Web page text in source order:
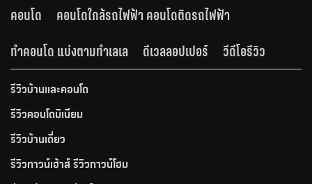
คอนโด
คอนโดใกล้รถไฟฟ้า คอนโดติดรถไฟฟ้า
ทำคอนโด แบ่งตามทำเลเล
ดีเวลลอปเปอร์ วีดีโอรีวิว
รีวิวบ้านและคอนโด
รีวิวคอนโดมิเนียม
รีวิวบ้านเดี่ยว
รีวิวทาวน์เฮ้าส์ รีวิวทาวน์โฮม